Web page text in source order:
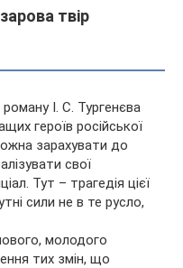
твір
І. С. Тургенєва
героїв російської
зарахувати до
свої
Тут – трагедія цієї
сили не в те русло,
молодого
тих змін, що